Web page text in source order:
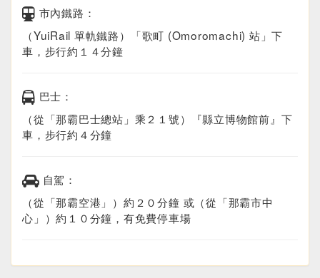
市內鐵路：
（YuiRail 單軌鐵路）「歌町 (Omoromachi) 站」下
車，步行約１４分鐘
巴士：
（從「那霸巴士總站」乘２１號）『縣立博物館前』下
車，步行約４分鐘
自駕：
（從「那霸空港」）約２０分鐘 或（從「那霸市中
心」）約１０分鐘，有免費停車場